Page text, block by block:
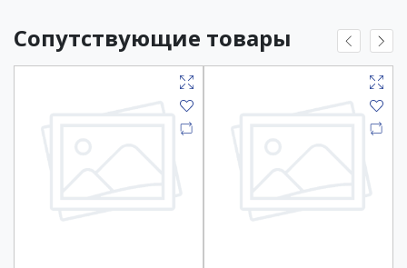
Сопутствующие товары